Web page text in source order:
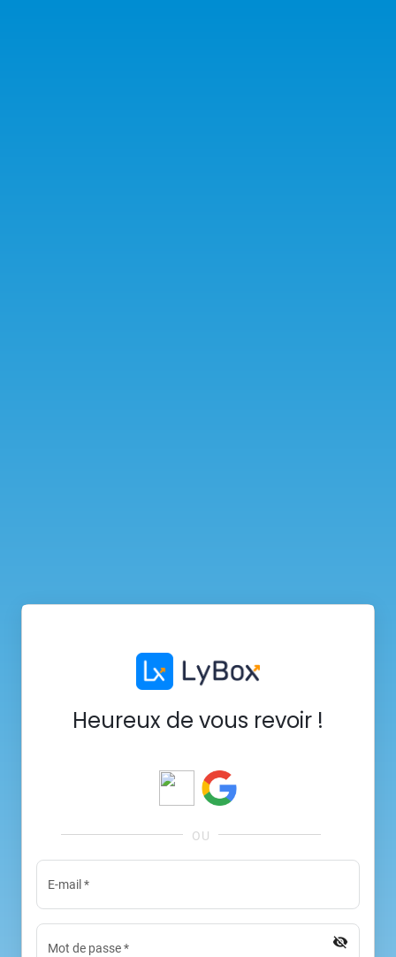
Heureux de vous revoir !
E-mail *
Mot de passe* visibility_off